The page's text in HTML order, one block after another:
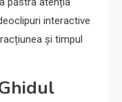
interactive
și timpul